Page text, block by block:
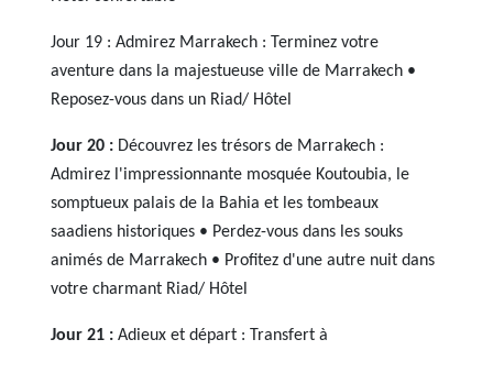
Jour 19 : Admirez Marrakech : Terminez votre
aventure dans la majestueuse ville de Marrakech •
Reposez-vous dans un Riad/ Hôtel
Jour 20 :Découvrez les trésors de Marrakech :
Admirez l'impressionnante mosquée Koutoubia, le
somptueux palais de la Bahia et les tombeaux
saadiens historiques • Perdez-vous dans les souks
animés de Marrakech • Profitez d'une autre nuit dans
votre charmant Riad/ Hôtel
Jour 21 :Adieux et départ : Transfert à